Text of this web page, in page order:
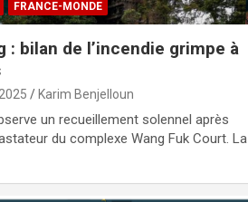
FRANCE-MONDE
: bilan de l’incendie grimpe à
Karim Benjelloun
un recueillement solennel après
du complexe Wang Fuk Court. La